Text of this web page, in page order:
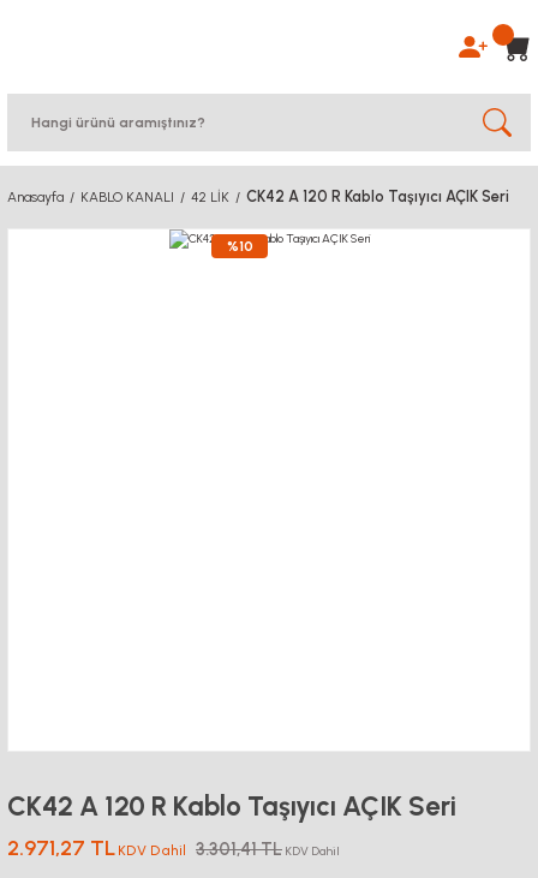
Anasayfa KABLO KANALI 42 LİK CK42 A 120 R Kablo Taşıyıcı AÇIK Seri
%10
CK42 A 120 R Kablo Taşıyıcı AÇIK Seri
2.971,27 TL KDV Dahil 3.301,41 TL KDV Dahil